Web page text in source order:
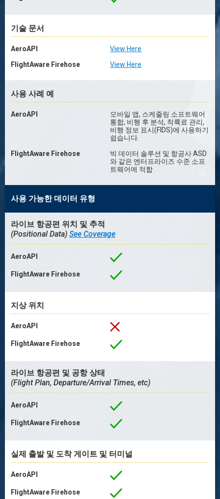
기술 문서
AeroAPI
View Here
FlightAware Firehose
View Here
사용 사례 예
AeroAPI
모바일 앱, 스케줄링 소프트웨어
통합, 비행 후 분석, 착륙료 관리,
비행 정보 표시(FIDS)에 사용하기
쉽습니다.
FlightAware Firehose
빅 데이터 솔루션 및 항공사 ASD
와 같은 엔터프라이즈 수준 소프
트웨어에 적합
사용 가능한 데이터 유형
라이브 항공편 위치 및 추적
(Positional Data) See Coverage
AeroAPI
FlightAware Firehose
지상 위치
AeroAPI
FlightAware Firehose
라이브 항공편 및 공항 상태
(Flight Plan, Departure/Arrival Times, etc)
AeroAPI
FlightAware Firehose
실제 출발 및 도착 게이트 및 터미널
AeroAPI
FlightAware Firehose